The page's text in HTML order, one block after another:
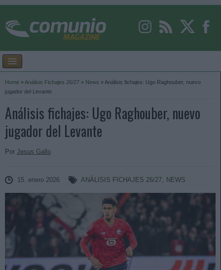
Home »Análisis Fichajes 26/27 » News » Análisis fichajes: Ugo Raghouber, nuevo
jugador del Levante
Análisis fichajes: Ugo Raghouber, nuevo
jugador del Levante
Por Jesus Gallo
15. enero 2026 ANÁLISIS FICHAJES 26/27, NEWS